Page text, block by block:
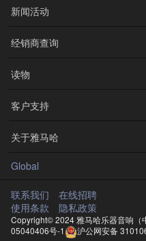
新闻活动
经销商查询
读物
客户支持
关于雅马哈
Global
联系我们
在线招聘
使用条款
隐私政策
Copyright© 2024 雅马哈乐器音响（
05040406号-1
沪公网安备